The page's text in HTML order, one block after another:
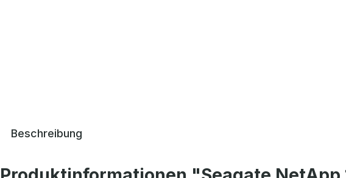
Beschreibung